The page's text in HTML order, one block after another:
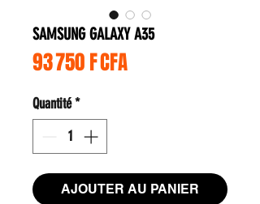
SAMSUNG GALAXY A35
93 750 F CFAPrix
Quantité*
AJOUTER AU PANIER